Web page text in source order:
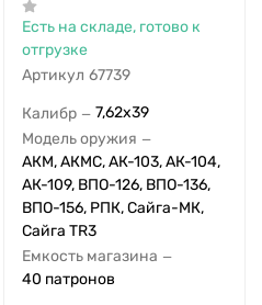
Есть на складе, готово к
отгрузке
Артикул 67739
Калибр — 7,62x39
Модель оружия —
АКМ, АКМС, АК-103, АК-104,
АК-109, ВПО-126, ВПО-136,
ВПО-156, РПК, Сайга-МК,
Сайга TR3
Емкость магазина —
40 патронов